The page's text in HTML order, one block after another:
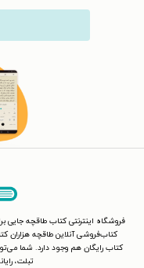
فروشگاه اینترنتی کتاب طاقچه جایی
کتاب‌فروشی آنلاین طاقچه هزاران
کتاب رایگان هم وجود دارد. شما
تبلت،